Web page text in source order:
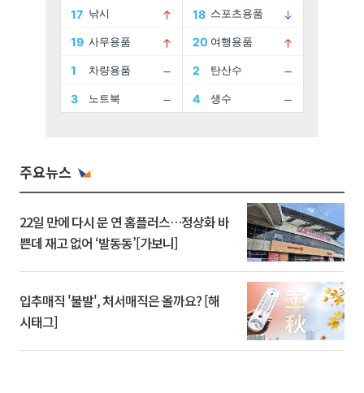
주요뉴스
22일 만에 다시 문 연 홈플러스…정상화 바
쁜데 재고 없어 ‘발동동’[가보니]
입추매직 '불발', 처서매직은 올까요? [해
시태그]